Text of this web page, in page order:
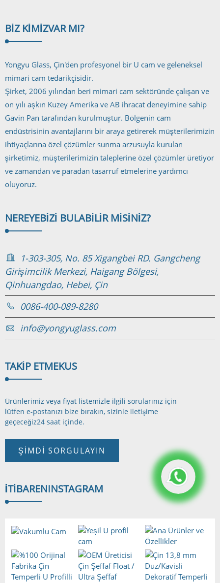
BIZ KIMIZVAR MI?
Yongyu Glass, Çin'den profesyonel bir U cam ve geleneksel
mimari cam tedarikçisidir.
Şirket, 2006 yılından beri mimari cam sektöründe çalışan ve
on yılı aşkın Kuzey Amerika ve AB ihracat deneyimine sahip
Gavin Pan tarafından kurulmuştur. Bölgenin cam
endüstrisinin avantajlarını bir araya getirerek müşterilerimizin
ihtiyaçlarına özel çözümler sunma arzusuyla kurulan
şirketimiz, müşterilerimizin taleplerine özel çözümler üretiyor
ve zamandan ve paradan tasarruf etmelerine yardımcı
oluyoruz.
NEREYEBIZI BULABILIR MISINIZ?
1-303-305, No. 85 Xigangbei RD. Gangcheng
Girişimcilik Merkezi, Haigang Bölgesi,
Qinhuangdao, Hebei, Çin
0086-400-089-8280
info@yongyuglass.com
TAKIP ETMEKUS
Ürünlerimiz veya fiyat listemizle ilgili sorularınız için
lütfen e-postanızı bize bırakın, sizinle iletişime
geçeceğiz24 saat içinde.
ŞIMDI SORGULAYIN
İTIBARENINSTAGRAM